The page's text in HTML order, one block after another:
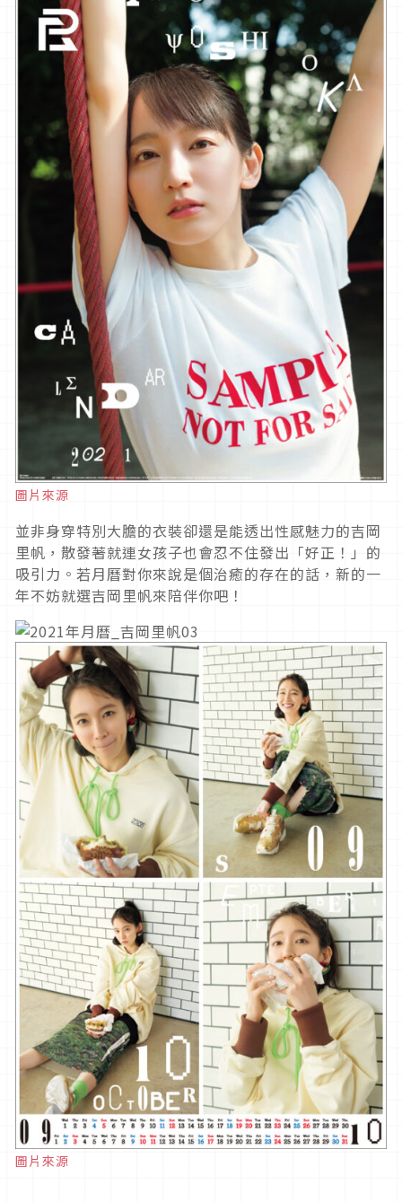
圖片來源
並非身穿特別大膽的衣裝卻還是能透出性感魅力的吉岡
里帆，散發著就連女孩子也會忍不住發出「好正！」的
吸引力。若月曆對你來說是個治癒的存在的話，新的一
年不妨就選吉岡里帆來陪伴你吧！
圖片來源